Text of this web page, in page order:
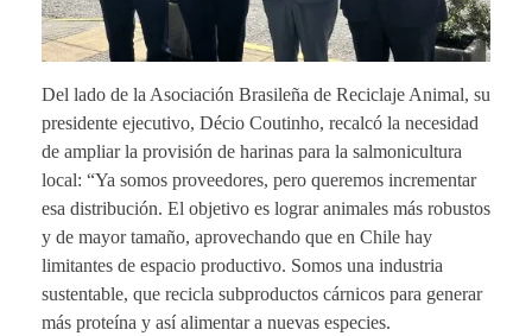
Del lado de la Asociación Brasileña de Reciclaje Animal, su
presidente ejecutivo, Décio Coutinho, recalcó la necesidad
de ampliar la provisión de harinas para la salmonicultura
local: “Ya somos proveedores, pero queremos incrementar
esa distribución. El objetivo es lograr animales más robustos
y de mayor tamaño, aprovechando que en Chile hay
limitantes de espacio productivo. Somos una industria
sustentable, que recicla subproductos cárnicos para generar
más proteína y así alimentar a nuevas especies.